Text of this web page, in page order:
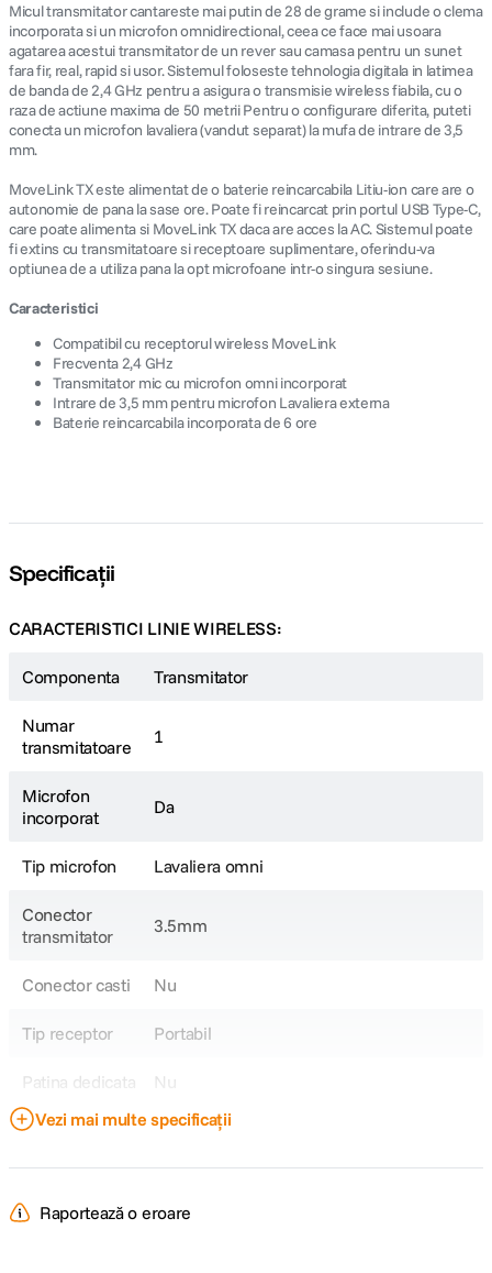
9. dji mic mini
10. dji osmo pocket 4
Micul transmitator cantareste mai putin de 28 de grame si include o clema
incorporata si un microfon omnidirectional, ceea ce face mai usoara
agatarea acestui transmitator de un rever sau camasa pentru un sunet
fara fir, real, rapid si usor. Sistemul foloseste tehnologia digitala in latimea
de banda de 2,4 GHz pentru a asigura o transmisie wireless fiabila, cu o
raza de actiune maxima de 50 metrii Pentru o configurare diferita, puteti
conecta un microfon lavaliera (vandut separat) la mufa de intrare de 3,5
mm.
MoveLink TX este alimentat de o baterie reincarcabila Litiu-ion care are o
autonomie de pana la sase ore. Poate fi reincarcat prin portul USB Type-C,
care poate alimenta si MoveLink TX daca are acces la AC. Sistemul poate
fi extins cu transmitatoare si receptoare suplimentare, oferindu-va
optiunea de a utiliza pana la opt microfoane intr-o singura sesiune.
Caracteristici
Compatibil cu receptorul wireless MoveLink
Frecventa 2,4 GHz
Transmitator mic cu microfon omni incorporat
Intrare de 3,5 mm pentru microfon Lavaliera externa
Baterie reincarcabila incorporata de 6 ore
Specificații
CARACTERISTICI LINIE WIRELESS:
Componenta Transmitator
Numar
transmitatoare
1
Microfon
incorporat
Da
Tip microfon Lavaliera omni
Conector
transmitator
3.5mm
Conector casti Nu
Tip receptor Portabil
Patina dedicata Nu
Banda
Tip transmitator
Vezi mai multe specificații
Raportează o eroare